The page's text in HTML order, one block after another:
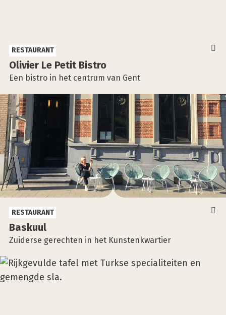
Oli­vier Le Petit Bistro
Een bistro in het centrum van Gent
RESTAURANT
Bas­kuul
Zuiderse gerechten in het Kunstenkwartier
RESTAURANT